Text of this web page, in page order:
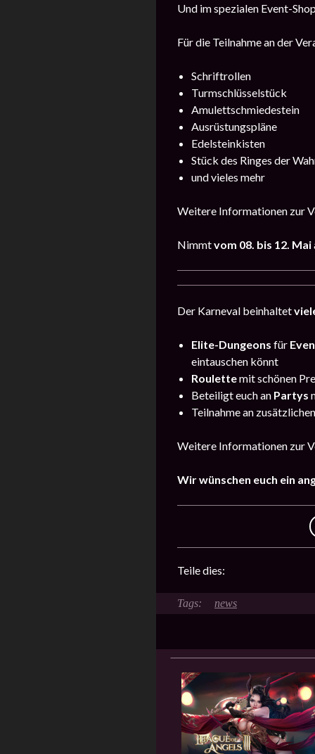
Und im spezialen Event-
Für die Teilnahme an der
Schriftrollen
Turmschlüsselstück
Amulettschmiedestein
Ausrüstungspläne
Edelsteinkisten
Stück des Ringes der
und vieles mehr
Weitere Informationen zur
Nimmtvom 08. bis 12. Mai
Der Karneval beinhaltet
Elite-Dungeons für
eintauschen könnt
Roulettemit schönen
Beteiligt euch an Partys
Teilnahme an zusätzlichen
Weitere Informationen zur
Wir wünschen euch ein
Teile dies:
news